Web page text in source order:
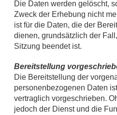
Die Daten werden gelöscht,
Zweck der Erhebung nicht
ist für die Daten, die der
dienen, grundsätzlich der
Sitzung beendet ist.
Bereitstellung
Die Bereitstellung der
personenbezogenen Daten
vertraglich vorgeschrieben.
jedoch der Dienst und die